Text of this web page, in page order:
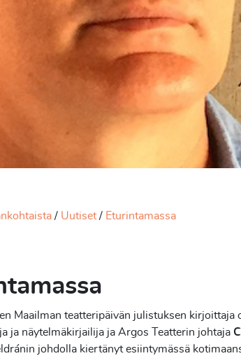
Uutiset Eturintamassa
Maailman teatteripäivän julistuksen kirjoittaja
ja näytelmäkirjailija ja Argos Teatterin johtaja
johdolla kiertänyt esiintymässä